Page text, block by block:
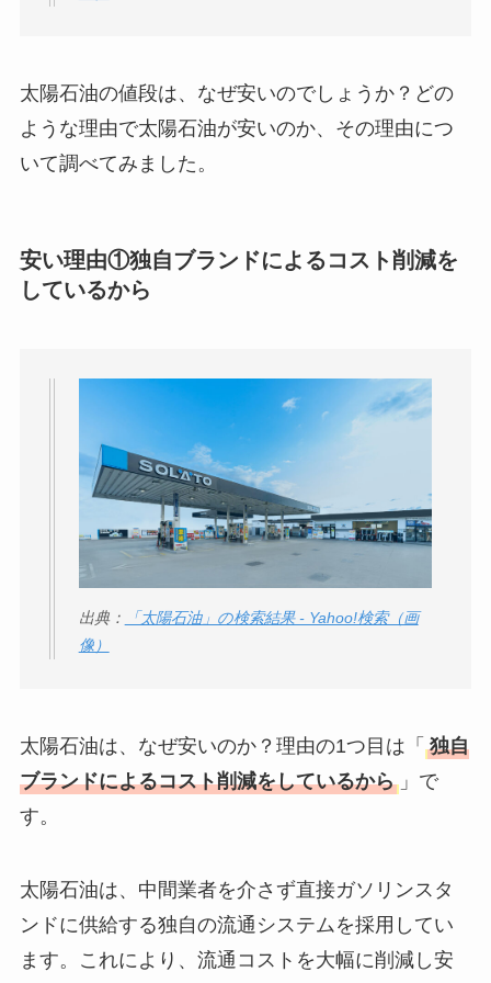
太陽石油の値段は、なぜ安いのでしょうか？どの
ような理由で太陽石油が安いのか、その理由につ
いて調べてみました。
安い理由①独自ブランドによるコスト削減を
しているから
出典：
「太陽石油」の検索結果 - Yahoo!検索（画
像）
太陽石油は、なぜ安いのか？理由の1つ目は「 独自
ブランドによるコスト削減をしているから 」で
す。
太陽石油は、中間業者を介さず直接ガソリンスタ
ンドに供給する独自の流通システムを採用してい
ます。これにより、流通コストを大幅に削減し安